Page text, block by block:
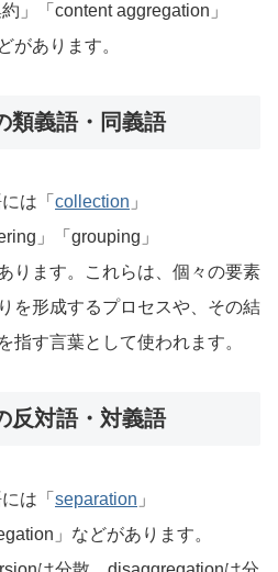
」「content aggregation」
があります。
類義語・同義語
は「 collection 」
」「grouping」
ります。これらは、個々の要素
を形成するプロセスや、その結
指す言葉として使われます。
反対語・対義語
は「 separation 」
」などがあります。